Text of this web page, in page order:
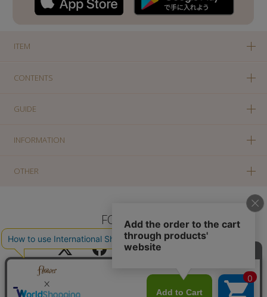
ITEM
CONTENTS
GUIDE
INFORMATION
OTHER
FOLLOW US
PC版に切り替え